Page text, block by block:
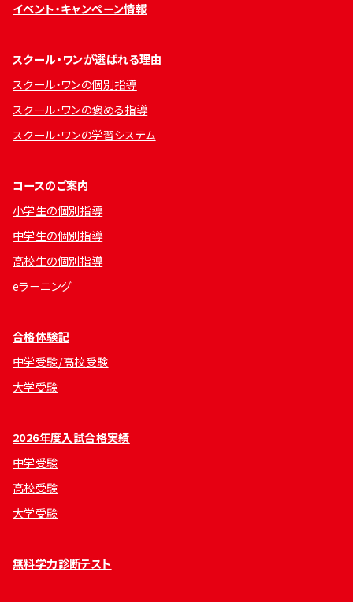
イベント・キャンペーン情報
スクール・ワンが選ばれる理由
スクール・ワンの個別指導
スクール・ワンの褒める指導
スクール・ワンの学習システム
コースのご案内
小学生の個別指導
中学生の個別指導
高校生の個別指導
eラーニング
合格体験記
中学受験/高校受験
大学受験
2026年度入試合格実績
中学受験
高校受験
大学受験
無料学力診断テスト